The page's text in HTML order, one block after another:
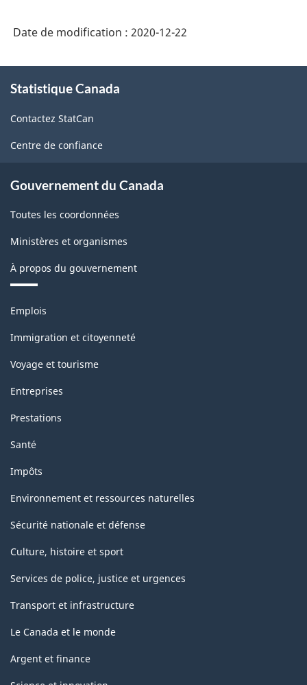
Date de modification : 2020-12-22
propos
ce
site
Statistique Canada
Contactez StatCan
Centre de confiance
Gouvernement du Canada
Toutes les coordonnées
Ministères et organismes
À propos du gouvernement
Thèmes
sujets
Emplois
Immigration et citoyenneté
Voyage et tourisme
Entreprises
Prestations
Santé
Impôts
Environnement et ressources naturelles
Sécurité nationale et défense
Culture, histoire et sport
Services de police, justice et urgences
Transport et infrastructure
Le Canada et le monde
Argent et finance